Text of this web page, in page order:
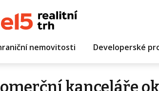
nemovitosti Developerské
kanceláře